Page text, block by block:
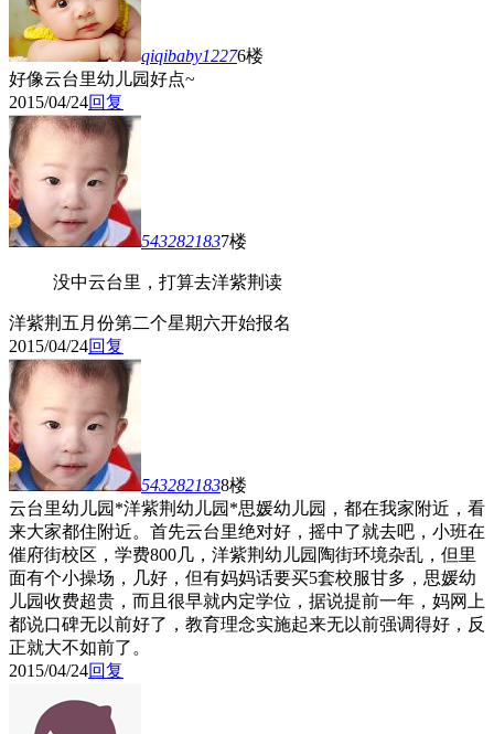
qiqibaby12276楼
好像云台里幼儿园好点~
2015/04/24回复
5432821837楼
没中云台里，打算去洋紫荆读
洋紫荆五月份第二个星期六开始报名
2015/04/24回复
5432821838楼
云台里幼儿园*洋紫荆幼儿园*思媛幼儿园，都在我家附近，看
来大家都住附近。首先云台里绝对好，摇中了就去吧，小班在
催府街校区，学费800几，洋紫荆幼儿园陶街环境杂乱，但里
面有个小操场，几好，但有妈妈话要买5套校服甘多，思媛幼
儿园收费超贵，而且很早就内定学位，据说提前一年，妈网上
都说口碑无以前好了，教育理念实施起来无以前强调得好，反
正就大不如前了。
2015/04/24回复